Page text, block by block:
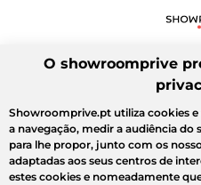
O showroomprive
Showroomprive.pt utiliza cookies e
a navegação, medir a audiência do
para lhe propor, junto com os
adaptadas aos seus centros de
estes cookies e nomeadamente